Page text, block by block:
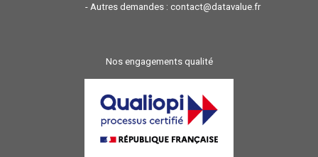
- Autres demandes : contact@datavalue.fr
Nos engagements qualité